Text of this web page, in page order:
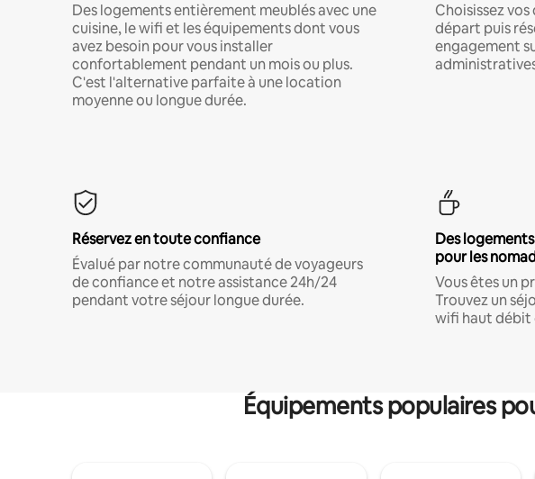
Des logements entièrement meublés avec une
cuisine, le wifi et les équipements dont vous
avez besoin pour vous installer
confortablement pendant un mois ou plus.
C'est l'alternative parfaite à une location
moyenne ou longue durée.
Choisissez
départ puis
engagement
Réservez en toute confiance
Évalué par notre communauté de voyageurs
de confiance et notre assistance 24h/24
pendant votre séjour longue durée.
Des
pour les
Vous êtes un
Trouvez un
wifi haut débit
Équipements populaires